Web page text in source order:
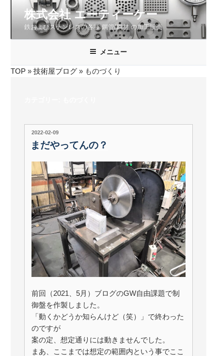
ン
ス
株式会社 エーティーケー
鉄およびステンレスの各種 鋼管/鋼材 の加工販売
メニュー
TOP » 技術屋ブログ » ものづくり
投
稿
日:
2022-02-09
まだやってんの？
前回（2021、5月）ブログのGW自由課題で制
御盤を作製しました。
「動くかどうか知らんけど（笑）」で終わった
のですが
案の定、想定通りには動きませんでした。
まあ、ここまでは想定の範囲内という事でここ